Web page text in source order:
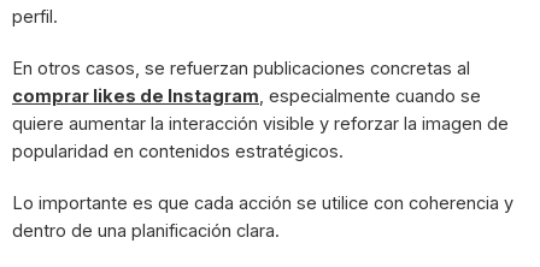
perfil.
En otros casos, se refuerzan publicaciones concretas al
comprar likes de Instagram , especialmente cuando se
quiere aumentar la interacción visible y reforzar la imagen de
popularidad en contenidos estratégicos.
Lo importante es que cada acción se utilice con coherencia y
dentro de una planificación clara.